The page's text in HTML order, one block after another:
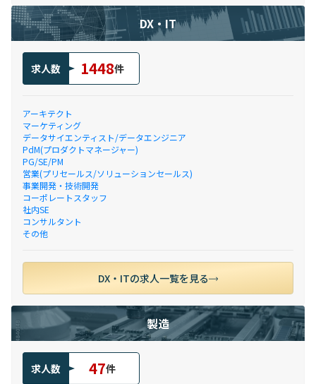
DX・IT
求人数 1448件
アーキテクト
マーケティング
データサイエンティスト/データエンジニア
PdM(プロダクトマネージャー)
PG/SE/PM
営業(プリセールス/ソリューションセールス)
事業開発・技術開発
コーポレートスタッフ
社内SE
コンサルタント
その他
DX・ITの求人一覧を見る
製造
求人数 47件